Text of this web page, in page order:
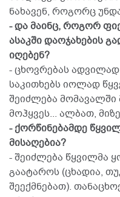
ნახავენ, როგორც
- და მაინც, როგორ
ასაკში დაოჯახების
იღებენ?
- ცხოვრებას
საკითხებს იოლად
შეიძლება
მოჰყვეს... ალბათ,
- ქორწინებამდე
მისაღებია?
- შეიძლება წყვილმა
გაატაროს (ცხადია,
შეექმნებათ).